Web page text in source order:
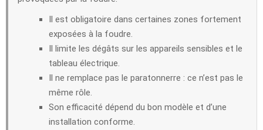
Il est obligatoire dans certaines zones fortement
exposées à la foudre.
Il limite les dégâts sur les appareils sensibles et le
tableau électrique.
Il ne remplace pas le paratonnerre : ce n’est pas le
même rôle.
Son efficacité dépend du bon modèle et d’une
installation conforme.